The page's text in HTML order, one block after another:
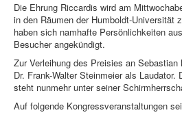
Die Ehrung Riccardis wird am
in den Räumen der Humboldt-Universität
haben sich namhafte Persönlichkeiten
Besucher angekündigt.
Zur Verleihung des Preisies an
Dr. Frank-Walter Steinmeier als Laudator.
steht nunmehr unter seiner
Auf folgende Kongressveranstaltungen